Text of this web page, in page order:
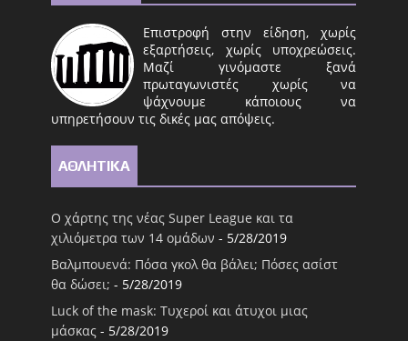
Επιστροφή στην είδηση, χωρίς
εξαρτήσεις, χωρίς υποχρεώσεις.
Μαζί γινόμαστε ξανά
πρωταγωνιστές χωρίς να
ψάχνουμε κάποιους να
υπηρετήσουν τις δικές μας απόψεις.
ΑΘΛΗΤΙΚΑ
Ο χάρτης της νέας Super League και τα
χιλιόμετρα των 14 ομάδων - 5/28/2019
Βαλμπουενά: Πόσα γκολ θα βάλει; Πόσες ασίστ
θα δώσει; - 5/28/2019
Luck of the mask: Τυχεροί και άτυχοι μιας
μάσκας - 5/28/2019